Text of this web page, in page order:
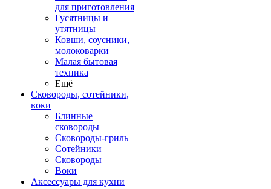
для приготовления
Гусятницы и
утятницы
Ковши, соусники,
молоковарки
Малая бытовая
техника
Ещё
Сковороды, сотейники,
воки
Блинные
сковороды
Сковороды-гриль
Сотейники
Сковороды
Воки
Аксессуары для кухни